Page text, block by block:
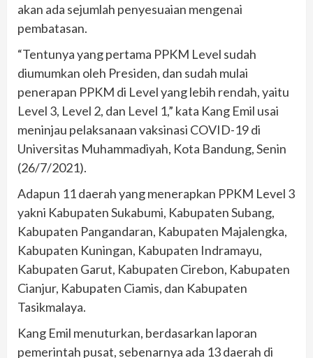
akan ada sejumlah penyesuaian mengenai
pembatasan.
“Tentunya yang pertama PPKM Level sudah
diumumkan oleh Presiden, dan sudah mulai
penerapan PPKM di Level yang lebih rendah, yaitu
Level 3, Level 2, dan Level 1,” kata Kang Emil usai
meninjau pelaksanaan vaksinasi COVID-19 di
Universitas Muhammadiyah, Kota Bandung, Senin
(26/7/2021).
Adapun 11 daerah yang menerapkan PPKM Level 3
yakni Kabupaten Sukabumi, Kabupaten Subang,
Kabupaten Pangandaran, Kabupaten Majalengka,
Kabupaten Kuningan, Kabupaten Indramayu,
Kabupaten Garut, Kabupaten Cirebon, Kabupaten
Cianjur, Kabupaten Ciamis, dan Kabupaten
Tasikmalaya.
Kang Emil menuturkan, berdasarkan laporan
pemerintah pusat, sebenarnya ada 13 daerah di